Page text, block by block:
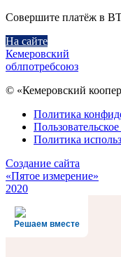
Совершите платёж в
На сайте
Кемеровский
облпотребсоюз
© «Кемеровский
Политика
Политика
Создание сайта
«Пятое измерение»
2020
Решаем вместе